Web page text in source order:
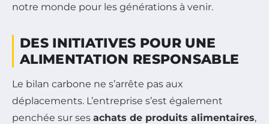
notre monde pour les générations à venir.
DES INITIATIVES POUR UNE
ALIMENTATION RESPONSABLE
Le bilan carbone ne s’arrête pas aux
déplacements. L’entreprise s’est également
penchée sur ses achats de produits alimentaires,